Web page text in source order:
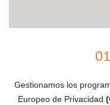
Gestionamos los
Europeo de Privacidad